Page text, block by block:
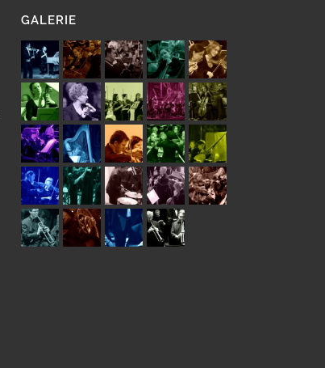
GALERIE